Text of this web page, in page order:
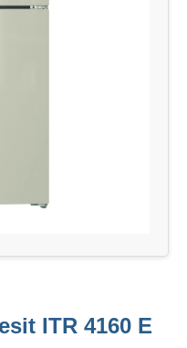
ITR 4160 E